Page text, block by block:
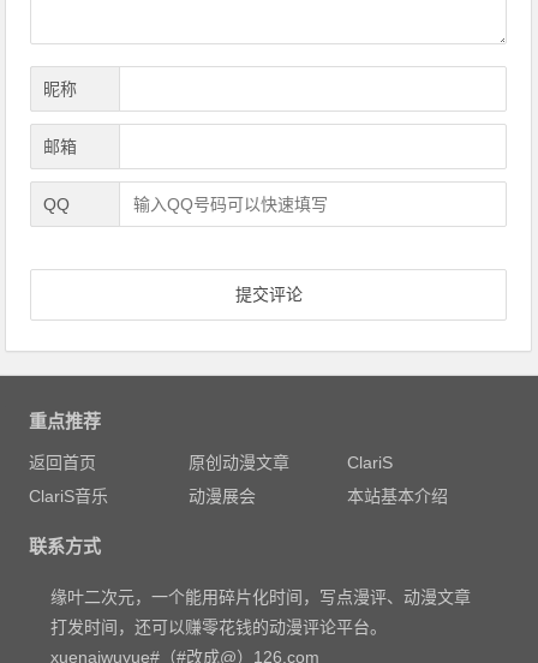
昵称
邮箱
QQ
重点推荐
返回首页 原创动漫文章
ClariS
ClariS音乐
动漫展会 本站基本介绍
联系方式
缘叶二次元，一个能用碎片化时间，写点漫评、动漫文章
打发时间，还可以赚零花钱的动漫评论平台。
xuenaiwuyue#（#改成@）126.com